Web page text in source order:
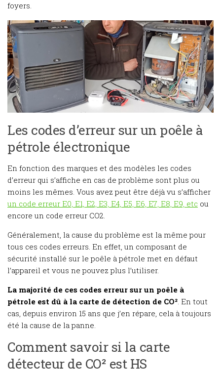
foyers.
Les codes d’erreur sur un poêle à
pétrole électronique
En fonction des marques et des modèles les codes
d’erreur qui s’affiche en cas de problème sont plus ou
moins les mêmes. Vous avez peut être déjà vu s’afficher
un code erreur E0, E1, E2, E3, E4, E5, E6, E7, E8, E9, etc ou
encore un code erreur CO2.
Généralement, la cause du problème est la même pour
tous ces codes erreurs. En effet, un composant de
sécurité installé sur le poêle à pétrole met en défaut
l’appareil et vous ne pouvez plus l’utiliser.
La majorité de ces codes erreur sur un poêle à
pétrole est dû à la carte de détection de CO². En tout
cas, depuis environ 15 ans que j’en répare, cela à toujours
été la cause de la panne.
Comment savoir si la carte
détecteur de CO² est HS